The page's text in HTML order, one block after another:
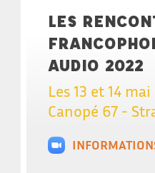
LES
AUDIO 2022
Les 13 et 14
Canopé 67 -